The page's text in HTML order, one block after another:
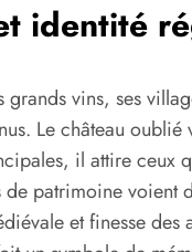
identité
grands vins, ses
Le château
il attire ceux
de patrimoine
et finesse des